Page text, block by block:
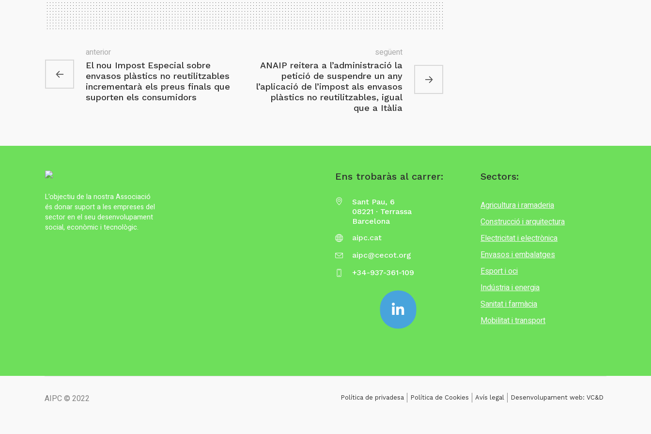
El nou Impost Especial sobre
envasos plàstics no reutilitzables
incrementarà els preus finals que
suporten els consumidors
anterior
ANAIP reitera a l’administració la
petició de suspendre un any
l’aplicació de l’impost als envasos
plàstics no reutilitzables, igual
que a Itàlia
següent
L’objectiu de la nostra Associació
és donar suport a les empreses del
sector en el seu desenvolupament
social, econòmic i tecnològic.
Ens trobaràs al carrer:
Sant Pau, 6
08221 · Terrassa
Barcelona
aipc.cat
aipc@cecot.org
+34-937-361-109
Sectors:
Agricultura i ramaderia
Construcció i arquitectura
Electricitat i electrònica
Envasos i embalatges
Esport i oci
Indústria i energia
Sanitat i farmàcia
Mobilitat i transport
AIPC © 2022 Política de privadesa Política de Cookies Avís legal Desenvolupament web: VC&D